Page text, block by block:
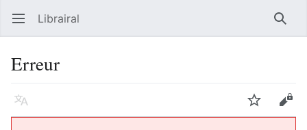
Ouvrir le menu principal Librairal
Erreur
Langue Suivre